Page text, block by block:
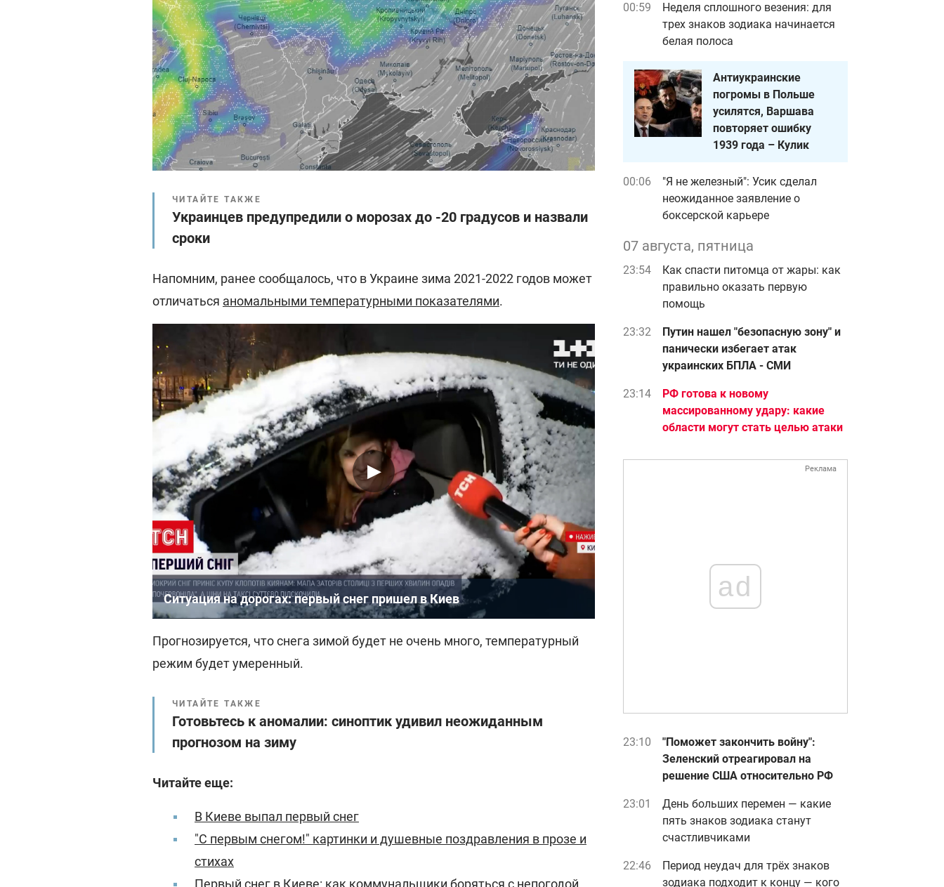
ЧИТАЙТЕ ТАКЖЕ
Украинцев предупредили о морозах до -20 градусов и назвали
сроки
Напомним, ранее сообщалось, что в Украине зима 2021-2022 годов может
отличаться аномальными температурными показателями.
Ситуация на дорогах: первый снег пришел в Киев
Прогнозируется, что снега зимой будет не очень много, температурный
режим будет умеренный.
ЧИТАЙТЕ ТАКЖЕ
Готовьтесь к аномалии: синоптик удивил неожиданным
прогнозом на зиму
Читайте еще:
В Киеве выпал первый снег
"С первым снегом!" картинки и душевные поздравления в прозе и
стихах
Первый снег в Киеве: как коммунальщики боряться с непогодой
00:59
Неделя сплошного везения: для
трех знаков зодиака начинается
белая полоса
Антиукраинские
погромы в Польше
усилятся, Варшава
повторяет ошибку
1939 года – Кулик
00:06
"Я не железный": Усик сделал
неожиданное заявление о
боксерской карьере
07 августа, пятница
23:54
Как спасти питомца от жары: как
правильно оказать первую
помощь
23:32
Путин нашел "безопасную зону" и
панически избегает атак
украинских БПЛА - СМИ
23:14
РФ готова к новому
массированному удару: какие
области могут стать целью атаки
Реклама
ad
23:10
"Поможет закончить войну":
Зеленский отреагировал на
решение США относительно РФ
23:01
День больших перемен — какие
пять знаков зодиака станут
счастливчиками
22:46
Период неудач для трёх знаков
зодиака подходит к концу — кого